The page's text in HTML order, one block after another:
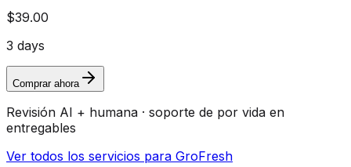
$39.00
3 days
Comprar ahora
Revisión AI + humana · soporte de por vida en
entregables
Ver todos los servicios para GroFresh